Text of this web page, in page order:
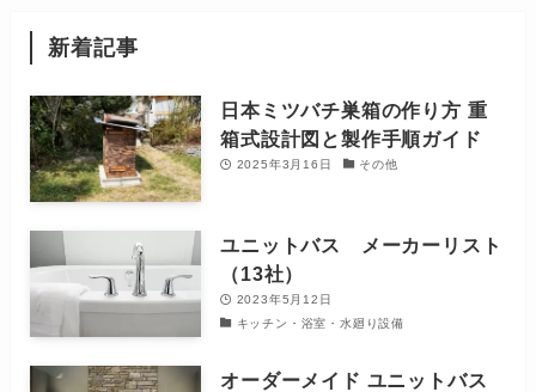
新着記事
日本ミツバチ巣箱の作り方 重
箱式設計図と製作手順ガイド
2025年3月16日 その他
ユニットバス メーカーリスト
（13社）
2023年5月12日
キッチン・浴室・水廻り設備
オーダーメイド ユニットバス